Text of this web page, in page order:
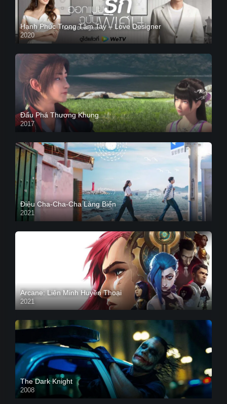
Hạnh Phúc Trong Tầm Tay – Love Designer
2020
Đấu Phá Thương Khung
2017
Điệu Cha-Cha-Cha Làng Biển
2021
Arcane: Liên Minh Huyền Thoại
2021
The Dark Knight
2008